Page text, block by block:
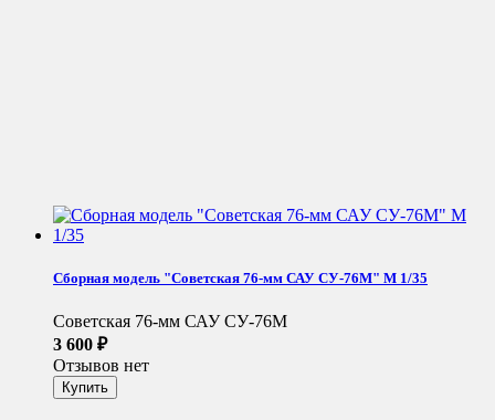
Сборная модель "Советская 76-мм САУ СУ-76М" М 1/35
Советская 76-мм САУ СУ-76М
3 600 ₽
Отзывов нет